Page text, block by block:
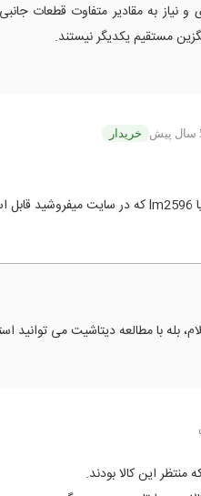
و نیاز به مقادیر متفاوت قطعات
مستقیم یکدیگر نیستند.
خریدار
بله با مطالعه دیتاشیت می توانید
این کالا بودند.